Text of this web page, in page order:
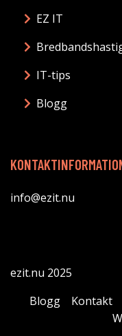
EZ IT
IT-tips
Blogg
info@ezit.nu
ezit.nu 2025
Blogg
Kontakt